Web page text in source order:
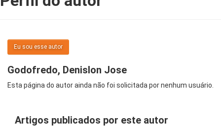
Eu sou esse autor
Godofredo, Denislon Jose
Esta página do autor ainda não foi solicitada por nenhum usuário.
Artigos publicados por este autor